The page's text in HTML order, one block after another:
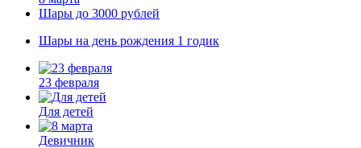
Шары до 3000 рублей
Шары на день рождения 1 годик
23 февраля
Для детей
Девичник